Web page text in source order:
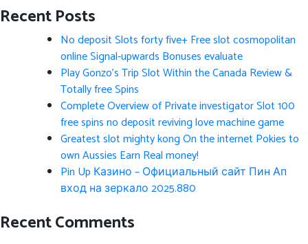
Recent Posts
No deposit Slots forty five+ Free slot cosmopolitan
online Signal-upwards Bonuses evaluate
Play Gonzo’s Trip Slot Within the Canada Review &
Totally free Spins
Complete Overview of Private investigator Slot 100
free spins no deposit reviving love machine game
Greatest slot mighty kong On the internet Pokies to
own Aussies Earn Real money!
Pin Up Казино – Официальный сайт Пин Ап
вход на зеркало 2025.880
Recent Comments